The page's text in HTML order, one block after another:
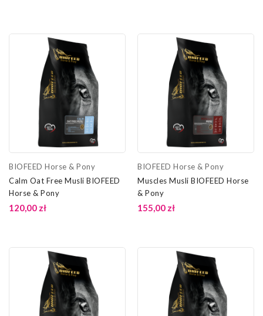
BIOFEED Horse & Pony
Calm Oat Free Musli BIOFEED
Horse & Pony
120,00 zł
BIOFEED Horse & Pony
Muscles Musli BIOFEED Horse
& Pony
155,00 zł